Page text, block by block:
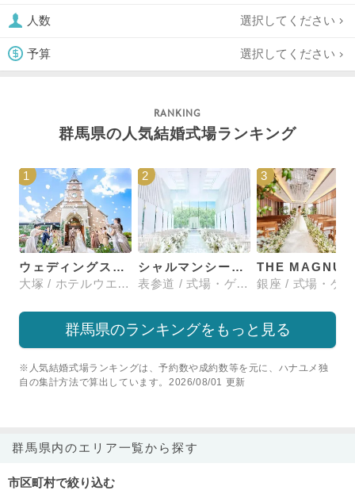
人数 選択してください
予算 選択してください
群馬県の人気結婚式場ランキング
1
ウェディングスホテル・ベルクラシック東京
大塚 / ホテルウエディング
2
シャルマンシーナTOKYO
表参道 / 式場・ゲストハウス
3
群馬県のランキングをもっと見る
※人気結婚式場ランキングは、予約数や成約数等を元に、ハナユメ独
自の集計方法で算出しています。2026/08/01 更新
群馬県内のエリア一覧から探す
市区町村で絞り込む